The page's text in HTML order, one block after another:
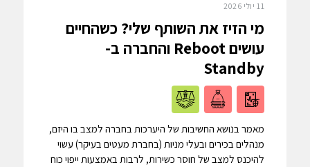
11 יולי 2026
מי הזיז את השותף שלי? כשהחיים
עושים Reboot והחברה ב-
Standby
מאמר בנושא החשיבות של היערכות בחברה למצב בו היזם,
מנהלים בכירים ובעלי מניות (בחברת מעטים בעיקר) עשוי
להיכנס למצב של חוסר כשירות, לרבות באמצעות ייפוי כוח